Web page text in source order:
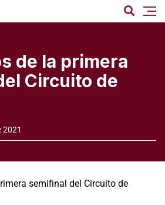
de la primera
Circuito de
2021